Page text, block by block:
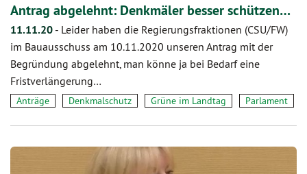
Antrag abgelehnt: Denkmäler besser schützen…
11.11.20 - Leider haben die Regierungsfraktionen (CSU/FW)
im Bauausschuss am 10.11.2020 unseren Antrag mit der
Begründung abgelehnt, man könne ja bei Bedarf eine
Fristverlängerung…
Anträge Denkmalschutz Grüne im Landtag Parlament